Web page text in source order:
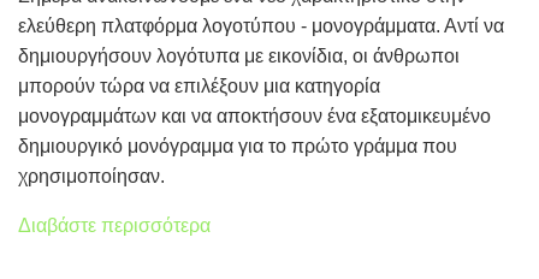
ελεύθερη πλατφόρμα λογοτύπου - μονογράμματα. Αντί να
δημιουργήσουν λογότυπα με εικονίδια, οι άνθρωποι
μπορούν τώρα να επιλέξουν μια κατηγορία
μονογραμμάτων και να αποκτήσουν ένα εξατομικευμένο
δημιουργικό μονόγραμμα για το πρώτο γράμμα που
χρησιμοποίησαν.
Διαβάστε περισσότερα